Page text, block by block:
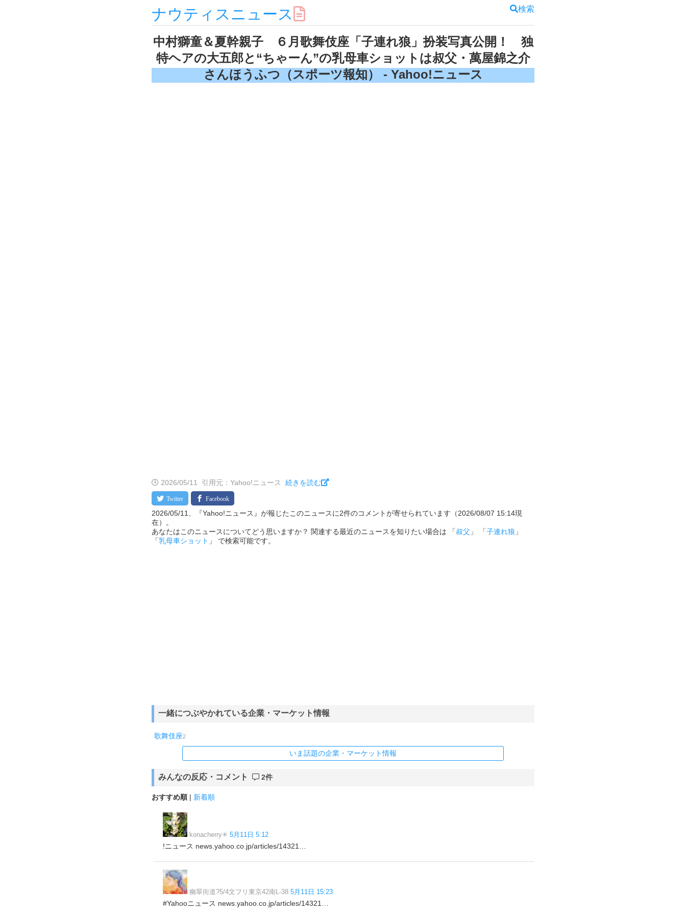
ナウティスニュース 検索
中村獅童＆夏幹親子 ６月歌舞伎座「子連れ狼」扮装写真公開！ 独
特ヘアの大五郎と“ちゃーん”の乳母車ショットは叔父・萬屋錦之介
さんほうふつ（スポーツ報知） - Yahoo!ニュース
2026/05/11 引用元：Yahoo!ニュース 続きを読む
2026/05/11、『Yahoo!ニュース』が報じたこのニュースに2件のコメントが寄せられています（2026/08/07 15:14現
在）。
あなたはこのニュースについてどう思いますか？ 関連する最近のニュースを知りたい場合は 「叔父 」 「子連れ狼 」
「乳母車ショット 」 で検索可能です。
一緒につぶやかれている企業・マーケット情報
歌舞伎座2
いま話題の企業・マーケット情報
みんなの反応・コメント 2件
おすすめ順 | 新着順
konacherry✳︎ 5月11日 5:12
!ニュース news.yahoo.co.jp/articles/14321…
幽翠街道?️5/4文フリ東京42南L-38 5月11日 15:23
#Yahooニュース news.yahoo.co.jp/articles/14321…